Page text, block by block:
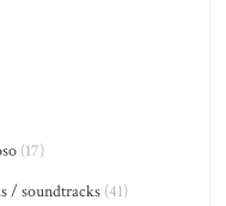
(17)
/ soundtracks(41)